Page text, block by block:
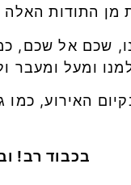
מן התודות האלה
שכם אל שכם,
ומעל ומעבר
האירוע,
בכבוד רב!